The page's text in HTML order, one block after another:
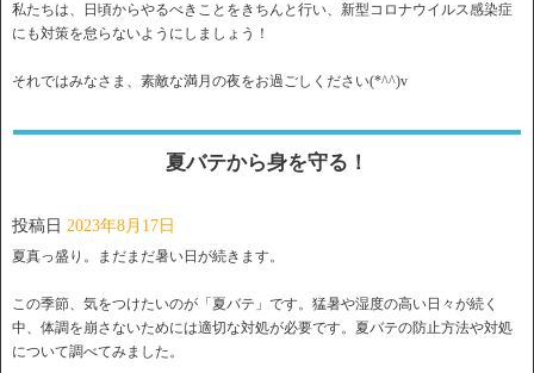
私たちは、日頃からやるべきことをきちんと行い、新型コロナウイルス感染症
にも対策を怠らないようにしましょう！
それではみなさま、素敵な満月の夜をお過ごしください(*^^)v
夏バテから身を守る！
投稿日 2023年8月17日
夏真っ盛り。まだまだ暑い日が続きます。
この季節、気をつけたいのが「夏バテ」です。猛暑や湿度の高い日々が続く
中、体調を崩さないためには適切な対処が必要です。夏バテの防止方法や対処
について調べてみました。